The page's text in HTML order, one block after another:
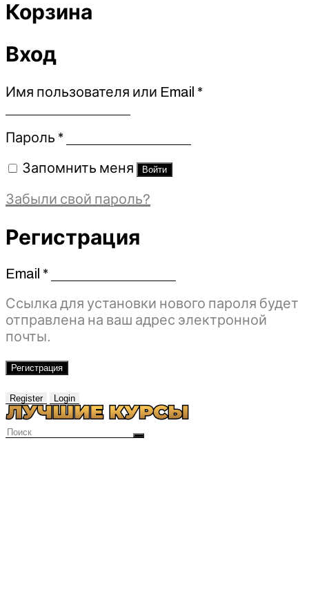
Корзина
Вход
Имя пользователя или Email *Обязательно
Пароль *Обязательно
Запомнить меня Войти
Забыли свой пароль?
Регистрация
Email *Обязательно
Ссылка для установки нового пароля будет
отправлена ​​на ваш адрес электронной
почты.
Регистрация
Register Login